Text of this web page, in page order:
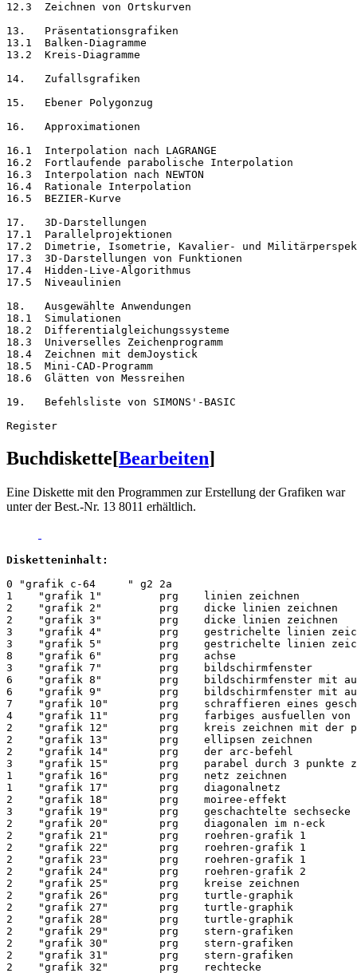
12.3  Zeichnen von Ortskurven
13.   Präsentationsgrafiken
13.1  Balken-Diagramme
13.2  Kreis-Diagramme
14.   Zufallsgrafiken
15.   Ebener Polygonzug
16.   Approximationen
16.1  Interpolation nach LAGRANGE
16.2  Fortlaufende parabolische Interpolation
16.3  Interpolation nach NEWTON
16.4  Rationale Interpolation
16.5  BEZIER-Kurve
17.   3D-Darstellungen
17.1  Parallelprojektionen
17.2  Dimetrie, Isometrie, Kavalier- und
17.3  3D-Darstellungen von Funktionen
17.4  Hidden-Live-Algorithmus
17.5  Niveaulinien
18.   Ausgewählte Anwendungen
18.1  Simulationen
18.2  Differentialgleichungssysteme
18.3  Universelles Zeichenprogramm
18.4  Zeichnen mit demJoystick
18.5  Mini-CAD-Programm
18.6  Glätten von Messreihen
19.   Befehlsliste von SIMONS'-BASIC
Buchdiskette[Bearbeiten]
Eine Diskette mit den Programmen zur Erstellung der Grafiken war
unter der Best.-Nr. 13 8011 erhältlich.
Disketteninhalt:
0 "grafik c-64     " g2 2a
1    "grafik 1"         prg    linien zeichnen
2    "grafik 2"         prg    dicke linien
2    "grafik 3"         prg    dicke linien zeichnen
3    "grafik 4"         prg    gestrichelte linien
3    "grafik 5"         prg    gestrichelte linien
8    "grafik 6"         prg    achse
3    "grafik 7"         prg    bildschirmfenster
6    "grafik 8"         prg    bildschirmfenster mit
6    "grafik 9"         prg    bildschirmfenster mit
7    "grafik 10"        prg    schraffieren eines
4    "grafik 11"        prg    farbiges ausfuellen
2    "grafik 12"        prg    kreis zeichnen mit der
2    "grafik 13"        prg    ellipsen zeichnen
2    "grafik 14"        prg    der arc-befehl
3    "grafik 15"        prg    parabel durch 3 punkte
1    "grafik 16"        prg    netz zeichnen
1    "grafik 17"        prg    diagonalnetz
2    "grafik 18"        prg    moiree-effekt
3    "grafik 19"        prg    geschachtelte sechsecke
2    "grafik 20"        prg    diagonalen im n-eck
2    "grafik 21"        prg    roehren-grafik 1
2    "grafik 22"        prg    roehren-grafik 1
2    "grafik 23"        prg    roehren-grafik 1
2    "grafik 24"        prg    roehren-grafik 2
2    "grafik 25"        prg    kreise zeichnen
2    "grafik 26"        prg    turtle-graphik
2    "grafik 27"        prg    turtle-graphik
2    "grafik 28"        prg    turtle-graphik
2    "grafik 29"        prg    stern-grafiken
2    "grafik 30"        prg    stern-grafiken
2    "grafik 31"        prg    stern-grafiken
2    "grafik 32"        prg    rechtecke